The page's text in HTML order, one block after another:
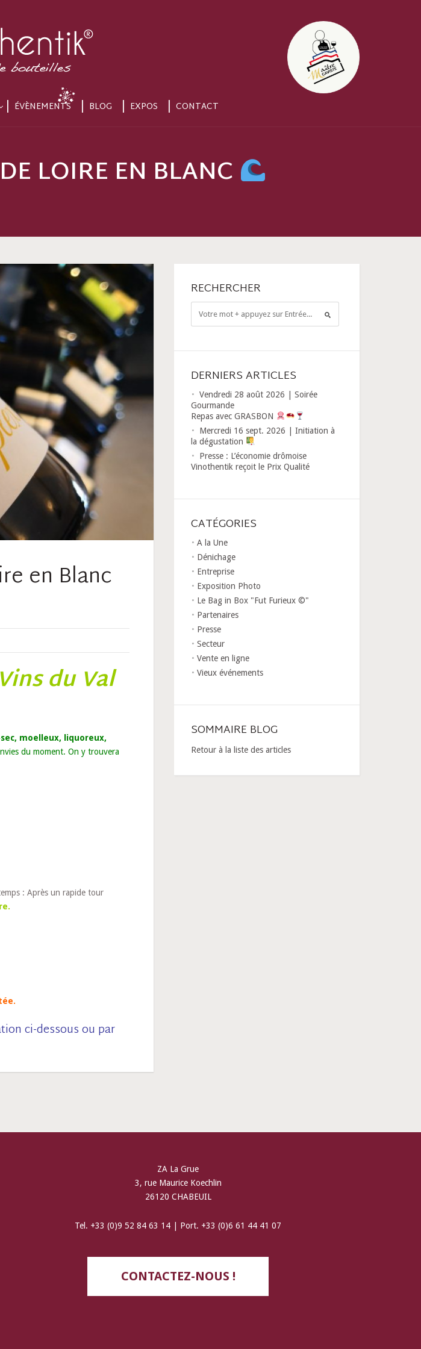
ÉVÈNEMENTS BLOG EXPOS CONTACT
LOIRE EN BLANC
en Blanc
du Val
moelleux, liquoreux,
du moment. On y trouvera
: Après un rapide tour
ci-dessous ou par
RECHERCHER
DERNIERS ARTICLES
Vendredi 28 août 2026 | Soirée
Gourmande
Repas avec GRASBON
Mercredi 16 sept. 2026 | Initiation à
la dégustation
Presse : L’économie drômoise
Vinothentik reçoit le Prix Qualité
CATÉGORIES
A la Une
Dénichage
Entreprise
Exposition Photo
Le Bag in Box "Fut Furieux ©"
Partenaires
Presse
Secteur
Vente en ligne
Vieux événements
SOMMAIRE BLOG
Retour à la liste des articles
ZA La Grue
3, rue Maurice Koechlin
26120 CHABEUIL
Tel. +33 (0)9 52 84 63 14 | Port. +33 (0)6 61 44 41 07
CONTACTEZ-NOUS !